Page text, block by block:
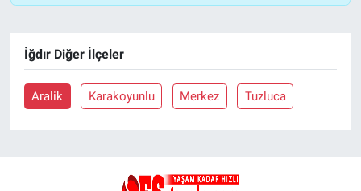
İğdır Diğer İlçeler
Aralik Karakoyunlu Merkez Tuzluca